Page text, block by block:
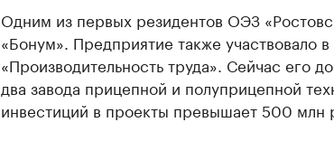
Одним из первых резидентов ОЭЗ
«Бонум». Предприятие также участвовало
«Производительность труда». Сейчас его
два завода прицепной и полуприцепной
инвестиций в проекты превышает 500 млн